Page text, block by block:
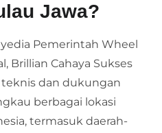
Jawa?
Pemerintah Wheel
Brillian Cahaya Sukses
dan dukungan
berbagai lokasi
termasuk daerah-